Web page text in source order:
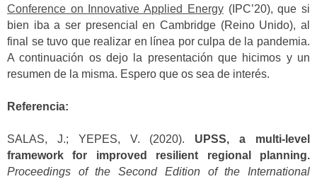
Conference on Innovative Applied Energy(IPC’20), que si
bien iba a ser presencial en Cambridge (Reino Unido), al
final se tuvo que realizar en línea por culpa de la pandemia.
A continuación os dejo la presentación que hicimos y un
resumen de la misma. Espero que os sea de interés.
Referencia:
SALAS, J.; YEPES, V. (2020). UPSS, a multi-level
framework for improved resilient regional planning.
Proceedings of the Second Edition of the International